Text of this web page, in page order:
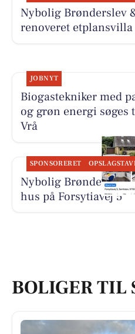
Nybolig Brønderslev
renoveret
JOBNYT
Biogastekniker med
og grøn energi søges
Vrå
SPONSORERET
Nybolig Brønderslev
hus på Forsytiavej 5
BOLIGER TIL